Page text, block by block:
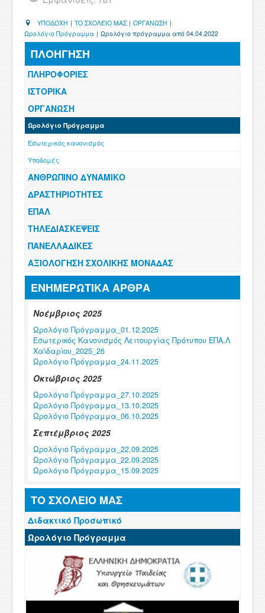
ΧΡΗΣΙΜΑ
ΕΠΙΚΟΙΝΩΝΙΑ
ΠΕΡΙΟΧΗ ΜΕΛΩΝ
ΥΠΟΔΟΧΗ | ΤΟ ΣΧΟΛΕΙΟ ΜΑΣ | ΟΡΓΑΝΩΣΗ |
Ωρολόγιο Πρόγραμμα | Ωρολόγιο πρόγραμμα από 04.04.2022
ΠΛΟΗΓΗΣΗ
ΠΛΗΡΟΦΟΡΙΕΣ
ΙΣΤΟΡΙΚΑ
ΟΡΓΑΝΩΣΗ
Ωρολόγιο Πρόγραμμα
Εσωτερικός κανονισμός
Υποδομές
ΑΝΘΡΩΠΙΝΟ ΔΥΝΑΜΙΚΟ
ΔΡΑΣΤΗΡΙΟΤΗΤΕΣ
ΕΠΑΛ
ΤΗΛΕΔΙΑΣΚΕΨΕΙΣ
ΠΑΝΕΛΛΑΔΙΚΕΣ
ΑΞΙΟΛΟΓΗΣΗ ΣΧΟΛΙΚΗΣ ΜΟΝΑΔΑΣ
ΕΝΗΜΕΡΩΤΙΚΑ ΑΡΘΡΑ
Νοέμβριος 2025
Ωρολόγιο Πρόγραμμα_01.12.2025
Εσωτερικός Κανονισμός Λειτουργίας Πρότυπου ΕΠΑ.Λ
Χαϊδαρίου_2025_26
Ωρολόγιο Πρόγραμμα_24.11.2025
Οκτώβριος 2025
Ωρολόγιο Πρόγραμμα_27.10.2025
Ωρολόγιο Πρόγραμμα_13.10.2025
Ωρολόγιο Πρόγραμμα_06.10.2025
Σεπτέμβριος 2025
Ωρολόγιο Πρόγραμμα_22.09.2025
Ωρολόγιο Πρόγραμμα_22.09.2025
Ωρολόγιο Πρόγραμμα_15.09.2025
Φεβρουάριος 2025
Ωρολόγιο Πρόγραμμα_03.02.2025
ΤΟ ΣΧΟΛΕΙΟ ΜΑΣ
Διδακτικό Προσωπικό
Ωρολόγιο Πρόγραμμα